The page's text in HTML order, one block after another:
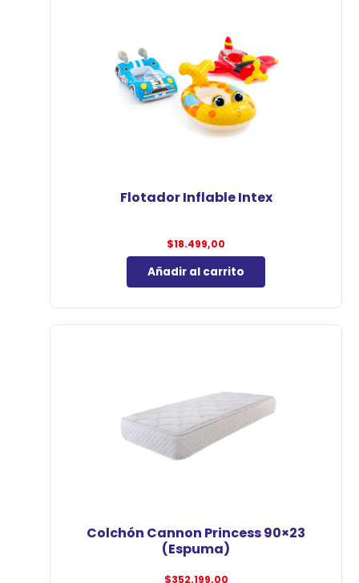
Flotador Inflable Intex
$18.499,00
Añadir al carrito
Colchón Cannon Princess 90×23
(Espuma)
$352.199,00